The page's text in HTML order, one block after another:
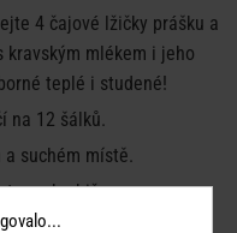
4 čajové lžičky prášku a
mlékem i jeho
teplé i studené!
na 12 šálků.
suchém místě.
na krabičce.